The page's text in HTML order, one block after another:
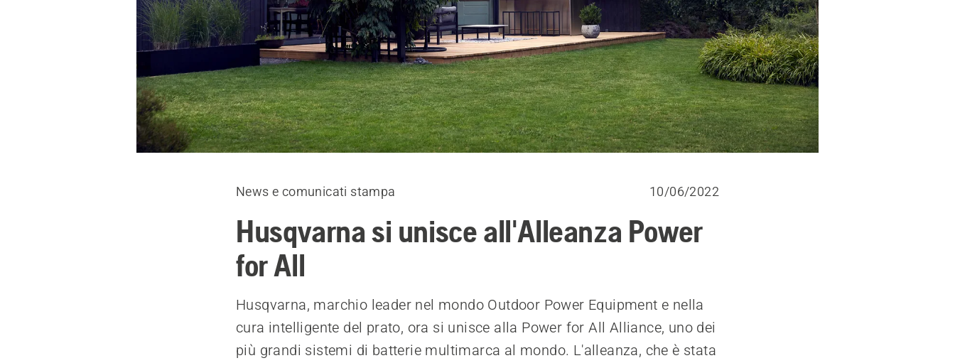
News e comunicati stampa 10/06/2022
Husqvarna si unisce all'Alleanza Power
for All
Husqvarna, marchio leader nel mondo Outdoor Power Equipment e nella
cura intelligente del prato, ora si unisce alla Power for All Alliance, uno dei
più grandi sistemi di batterie multimarca al mondo. L'alleanza, che è stata